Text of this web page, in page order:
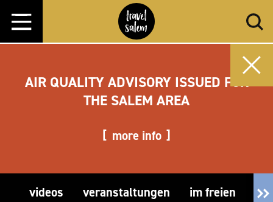
Zum Inhalt springen
AIR QUALITY ADVISORY ISSUED FOR
THE SALEM AREA
more info
videos veranstaltungen im freien